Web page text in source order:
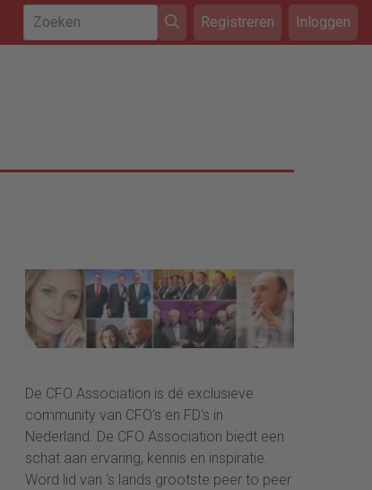
Registreren Inloggen
De CFO Association is dé exclusieve
community van CFO's en FD's in
Nederland. De CFO Association biedt een
schat aan ervaring, kennis en inspiratie.
Word lid van ‘s lands grootste peer to peer